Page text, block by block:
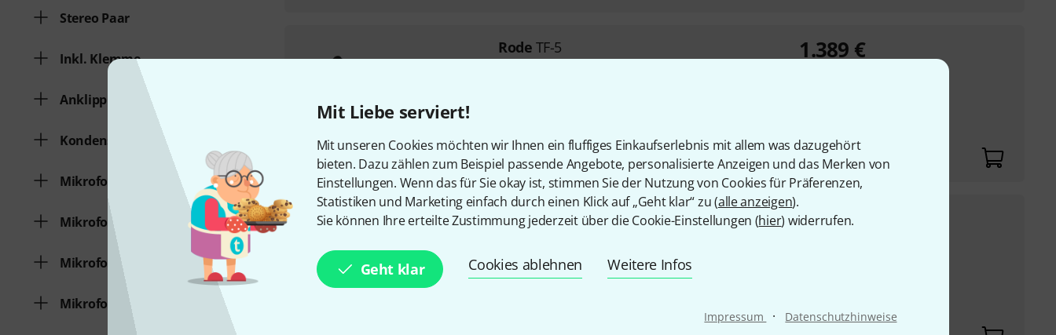
Mit Liebe serviert!
Mit unseren Cookies möchten wir Ihnen ein fluffiges Einkaufserlebnis mit allem was dazugehört
bieten. Dazu zählen zum Beispiel passende Angebote, personalisierte Anzeigen und das Merken von
Einstellungen. Wenn das für Sie okay ist, stimmen Sie der Nutzung von Cookies für Präferenzen,
Statistiken und Marketing einfach durch einen Klick auf „Geht klar“ zu (alle anzeigen).
Sie können Ihre erteilte Zustimmung jederzeit über die Cookie-Einstellungen (hier) widerrufen.
Geht klar Cookies ablehnen Weitere Infos
Impressum · Datenschutzhinweise
Stereo Paar
Inkl. Klemme
Anklippmikrofon
Kondensatormikrofon
Mikrofonset für Gitarre
Mikrofonset für Drums
Mikrofonset für Gesang / Sprache
Mikrofonset für Kamera
Rode TF-5
Mittelfristig lieferbar (ca. 1–2 Wochen)
1.389 €
RodeNT3
für Live- und Studiobetrieb
elastisch gelagerte 3/4"-Echtkondensatorkapsel -
229